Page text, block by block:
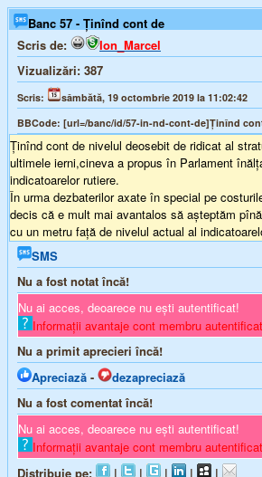
Banc 57 - Ținînd cont de
Scris de:
Ion_Marcel
Vizualizări: 387
Scris:
sâmbătă, 19 octombrie 2019 la 11:02:42
BBCode: [url=/banc/id/57-in-nd-cont-de]Ținînd
Ținînd cont de nivelul deosebit de ridicat al
ultimele ierni,cineva a propus în Parlament
indicatoarelor rutiere.
În urma dezbaterilor axate în special pe
decis că e mult mai avantalos să așteptăm
cu un metru față de nivelul actual al
SMS
Nu a fost notat încă!
Nu ai acces, deoarece nu ești autentificat!
Informații avantaje cont membru autentificat
Nu a primit aprecieri încă!
Apreciază -
dezapreciază
Nu a fost comentat încă!
Nu ai acces, deoarece nu ești autentificat!
Informații avantaje cont membru autentificat
Distribuie pe:
| | | |
|